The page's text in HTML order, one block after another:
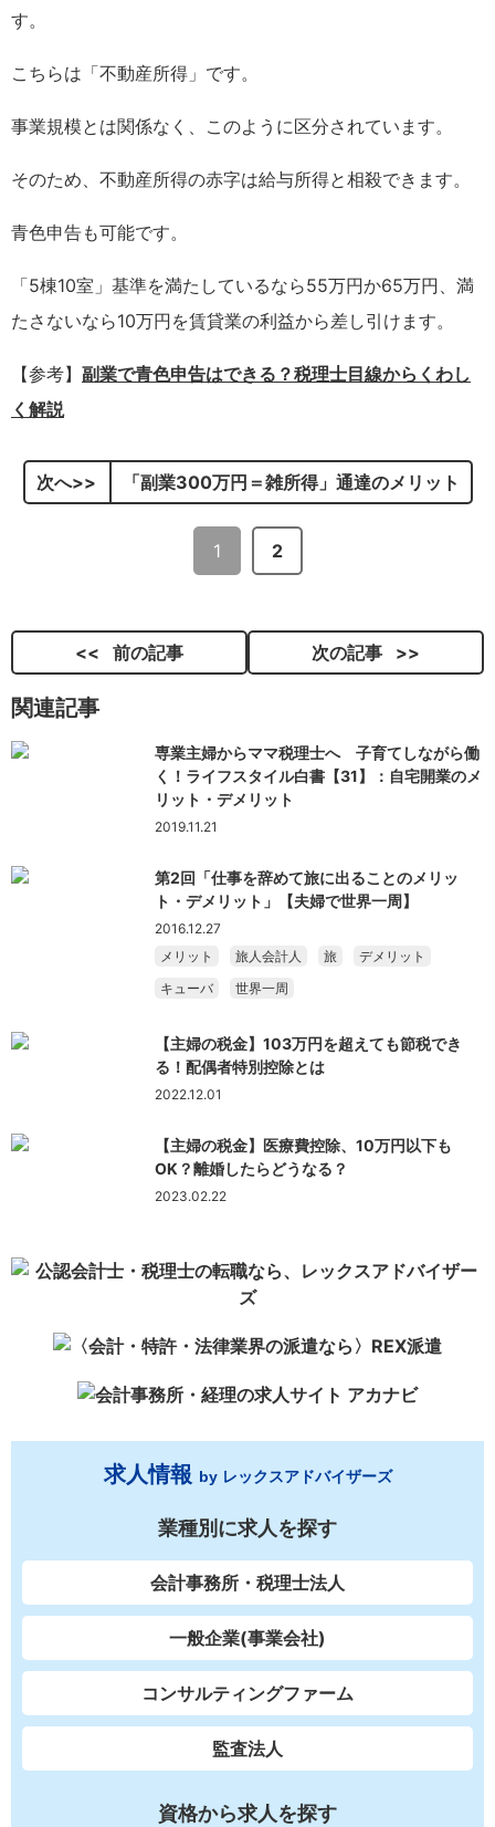
す。
こちらは「不動産所得」です。
事業規模とは関係なく、このように区分されています。
そのため、不動産所得の赤字は給与所得と相殺できます。
青色申告も可能です。
「5棟10室」基準を満たしているなら55万円か65万円、満
たさないなら10万円を賃貸業の利益から差し引けます。
【参考】 副業で青色申告はできる？税理士目線からくわし
く解説
次へ 「副業300万円＝雑所得」通達のメリット
1 2
前の記事 次の記事
関連記事
専業主婦からママ税理士へ 子育てしながら働
く！ライフスタイル白書【31】：自宅開業のメ
リット・デメリット
2019.11.21
第2回「仕事を辞めて旅に出ることのメリッ
ト・デメリット」【夫婦で世界一周】
2016.12.27
メリット
旅人会計人 旅
デメリット
キューバ
世界一周
【主婦の税金】103万円を超えても節税でき
る！配偶者特別控除とは
2022.12.01
【主婦の税金】医療費控除、10万円以下も
OK？離婚したらどうなる？
2023.02.22
求人情報 by レックスアドバイザーズ
業種別に求人を探す
会計事務所・税理士法人
一般企業(事業会社)
コンサルティングファーム
監査法人
資格から求人を探す